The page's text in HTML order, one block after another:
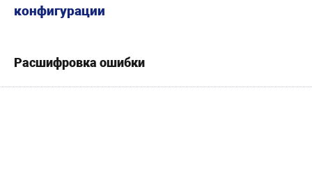
конфигурации
Расшифровка ошибки